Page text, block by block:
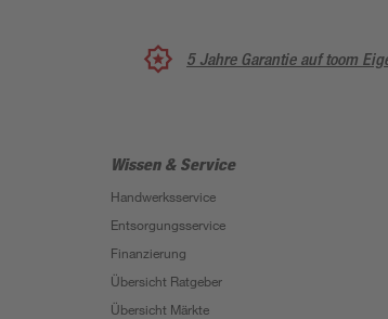
5 Jahre Garantie auf toom
Wissen & Service
Handwerksservice
Entsorgungsservice
Finanzierung
Übersicht Ratgeber
Übersicht Märkte